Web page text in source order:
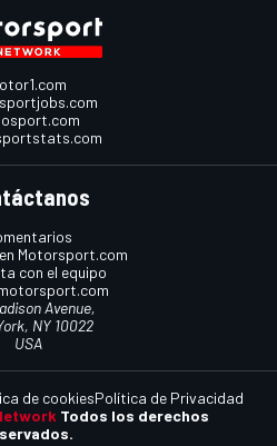
Motorsport.com
con el equipo
Avenue,
NY 10022
USA
Todos los derechos
de cookiesPolítica de Privacidad